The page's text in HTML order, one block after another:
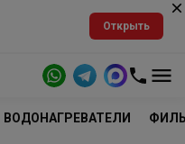
Открыть
ВОДОНАГРЕВАТЕЛИ